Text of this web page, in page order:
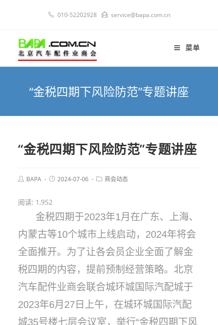
010-52202928 service@bapa.com.cn
菜单
“金税四期下风险防范”专题讲座
“金税四期下风险防范”专题讲座
BAPA 2024-07-06 商会动态
阅读: 1,952
金税四期于2023年1月在广东、上海、
内蒙古等10个城市上线启动，2024年将会
全面推开。为了让各会员企业全面了解金
税四期的内容，提前预制经营策略。北京
汽车配件业商会联合城环城国际汽配城于
2023年6月27日上午，在城环城国际汽配
城35号楼七层会议室，举行“金税四期下风